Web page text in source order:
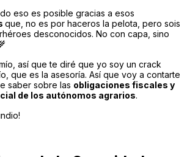
eso es posible gracias a esos
que, no es por haceros la pelota, pero sois
desconocidos. No con capa, sino
así que te diré que yo soy un crack
que es la asesoría. Así que voy a contarte
saber sobre las obligaciones fiscales y
de los autónomos agrarios.